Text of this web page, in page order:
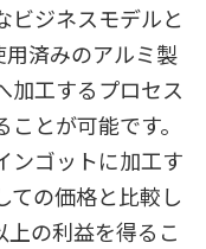
ビジネスモデルと
用済みのアルミ製
加工するプロセス
とが可能です。
ンゴットに加工す
ての価格と比較し
の利益を得るこ